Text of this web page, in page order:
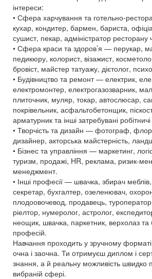
інтереси:
• Сфера харчування та готельно-
кухар, кондитер, бармен, бариста,
сушист, пекар, адміністратор ресторану
• Сфера краси та здоров’я — перукар,
педикюру, колорист, візажист,
бровіст, майстер татуажу, дієтолог,
• Будівництво та ремонт — електрик,
електромонтер, електрогазозварник,
плиточник, муляр, токар, автослюсар,
покрівельник, асфальтобетонщик,
арматурник та інші затребувані
• Творчість та дизайн — фотограф,
дизайнер, акторська майстерність,
• Бізнес та управління — маркетинг,
туризм, продажі, HR, реклама, ризик-
менеджмент.
• Інші професії — швачка, збирач меблів,
секретар, бухгалтер, озеленювач,
плодоовочевод, продавець,
ріелтор, нумеролог, астролог,
неощик, швачка, паркетник, верхолаз та
професій.
Навчання проходить у зручному
очна і заочна. Ти отримуєш диплом і
знання, а й реальну можливість швидко
вибраній сфері.